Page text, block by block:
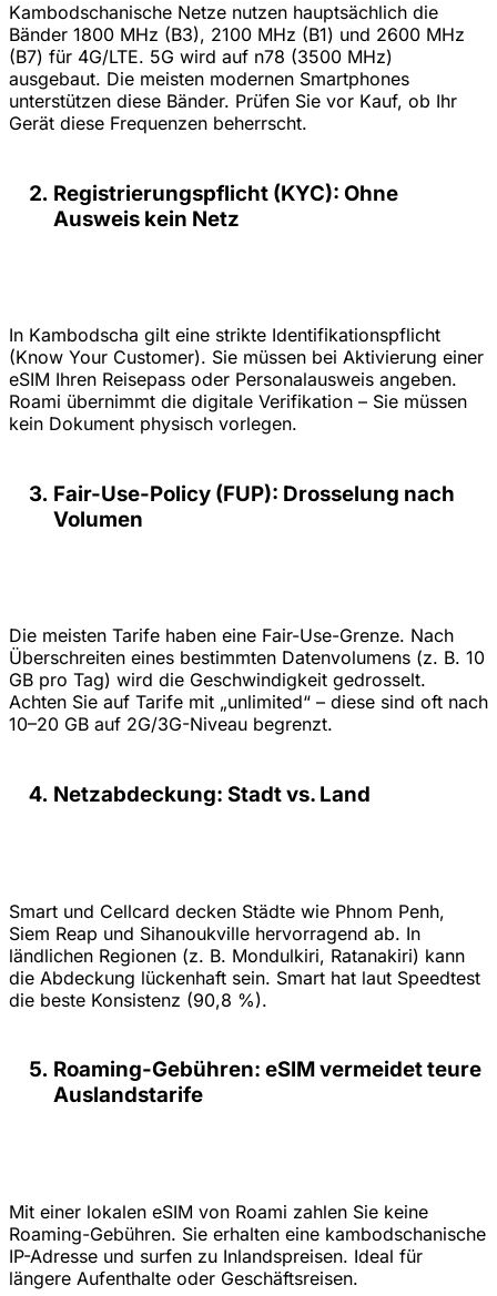
Kambodschanische Netze nutzen hauptsächlich die
Bänder 1800 MHz (B3), 2100 MHz (B1) und 2600 MHz
(B7) für 4G/LTE. 5G wird auf n78 (3500 MHz)
ausgebaut. Die meisten modernen Smartphones
unterstützen diese Bänder. Prüfen Sie vor Kauf, ob Ihr
Gerät diese Frequenzen beherrscht.
Registrierungspflicht (KYC): Ohne
Ausweis kein Netz
In Kambodscha gilt eine strikte Identifikationspflicht
(Know Your Customer). Sie müssen bei Aktivierung einer
eSIM Ihren Reisepass oder Personalausweis angeben.
Roami übernimmt die digitale Verifikation – Sie müssen
kein Dokument physisch vorlegen.
Fair-Use-Policy (FUP): Drosselung nach
Volumen
Die meisten Tarife haben eine Fair-Use-Grenze. Nach
Überschreiten eines bestimmten Datenvolumens (z. B. 10
GB pro Tag) wird die Geschwindigkeit gedrosselt.
Achten Sie auf Tarife mit „unlimited“ – diese sind oft nach
10–20 GB auf 2G/3G-Niveau begrenzt.
Netzabdeckung: Stadt vs. Land
Smart und Cellcard decken Städte wie Phnom Penh,
Siem Reap und Sihanoukville hervorragend ab. In
ländlichen Regionen (z. B. Mondulkiri, Ratanakiri) kann
die Abdeckung lückenhaft sein. Smart hat laut Speedtest
die beste Konsistenz (90,8 %).
Roaming-Gebühren: eSIM vermeidet teure
Auslandstarife
Mit einer lokalen eSIM von Roami zahlen Sie keine
Roaming-Gebühren. Sie erhalten eine kambodschanische
IP-Adresse und surfen zu Inlandspreisen. Ideal für
längere Aufenthalte oder Geschäftsreisen.